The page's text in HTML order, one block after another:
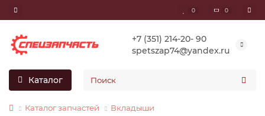
0 0
+7 (351) 214-20- 90
spetszap74@yandex.ru
Каталог
Каталог запчастей Вкладыши